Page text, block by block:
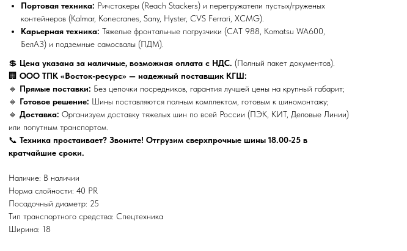
Портовая техника: Ричстакеры (Reach Stackers) и перегружатели пустых/груженых
контейнеров (Kalmar, Konecranes, Sany, Hyster, CVS Ferrari, XCMG).
Карьерная техника: Тяжелые фронтальные погрузчики (CAT 988, Komatsu WA600,
БелАЗ) и подземные самосвалы (ПДМ).
💲 Цена указана за наличные, возможная оплата с НДС. (Полный пакет документов).
🏢 ООО ТПК «Восток-ресурс» — надежный поставщик КГШ:
🔹 Прямые поставки: Без цепочки посредников, гарантия лучшей цены на крупный габарит;
🔹 Готовое решение: Шины поставляются полным комплектом, готовым к шиномонтажу;
🔹 Доставка: Организуем доставку тяжелых шин по всей России (ПЭК, КИТ, Деловые Линии)
или попутным транспортом.
📞 Техника простаивает? Звоните! Отгрузим сверхпрочные шины 18.00-25 в
кратчайшие сроки.
Наличие: В наличии
Норма слойности: 40 PR
Посадочный диаметр: 25
Тип транспортного средства: Спецтехника
Ширина: 18